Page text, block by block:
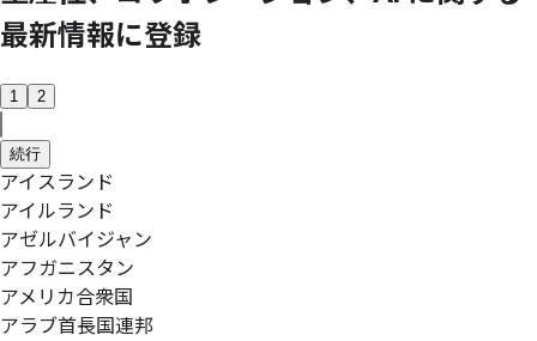
最新情報に登録
1 2
続行
アイスランド
アイルランド
アゼルバイジャン
アフガニスタン
アメリカ合衆国
アラブ首長国連邦